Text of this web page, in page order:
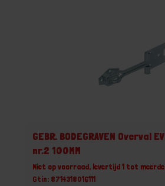
GEBR. BODEGRAVEN Overval
nr.2 100MM
Niet op voorraad, levertijd 1 tot
Gtin: 8714318016111